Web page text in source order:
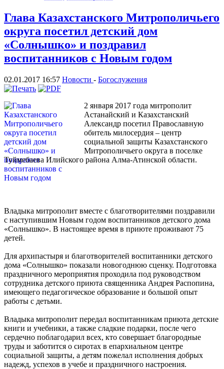
Глава Казахстанского Митрополичьего
округа посетил детский дом
«Солнышко» и поздравил
воспитанников с Новым годом
02.01.2017 16:57 Новости - Богослужения
2 января 2017 года митрополит
Астанайский и Казахстанский
Александр посетил Православную
обитель милосердия – центр
социальной защиты Казахстанского
Митрополичьего округа в поселке
Туймебаева Илийского района Алма-Атинской области.
Владыка митрополит вместе с благотворителями поздравили
с наступившим Новым годом воспитанников детского дома
«Солнышко». В настоящее время в приюте проживают 75
детей.
Для архипастыря и благотворителей воспитанники детского
дома «Солнышко» показали новогоднюю сценку. Подготовка
праздничного мероприятия проходила под руководством
сотрудника детского приюта священника Андрея Распопина,
имеющего педагогическое образование и большой опыт
работы с детьми.
Владыка митрополит передал воспитанникам приюта детские
книги и учебники, а также сладкие подарки, после чего
сердечно поблагодарил всех, кто совершает благородные
труды и заботится о сиротах в епархиальном центре
социальной защиты, а детям пожелал исполнения добрых
надежд, успехов в учебе и праздничного настроения.